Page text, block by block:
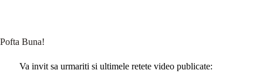
Pofta Buna!
Va invit sa urmariti si ultimele retete video publicate: